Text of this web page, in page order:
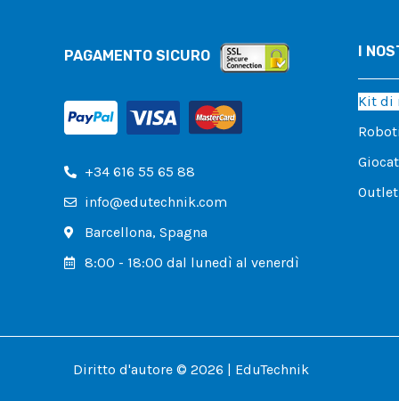
PAGAMENTO SICURO
+34 616 55 65 88
info@edutechnik.com
Barcellona, ​​Spagna
8:00 - 18:00 dal lunedì al venerdì
I
Kit di
Outlet
Diritto d'autore © 2026 | EduTechnik